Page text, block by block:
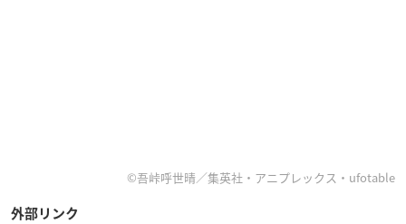
©吾峠呼世晴／集英社・アニプレックス・ufotable
外部リンク